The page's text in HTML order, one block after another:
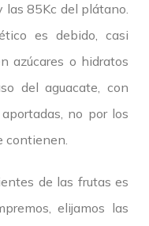
las 85Kc del plátano.
es debido, casi
azúcares o hidratos
del aguacate, con
no por los
contienen.
de las frutas es
elijamos las